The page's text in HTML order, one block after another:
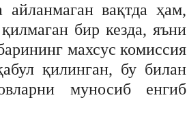
айланмаган вақтда ҳам,
бир кезда, яъни
махсус комиссия
қилинган, бу билан
муносиб енгиб